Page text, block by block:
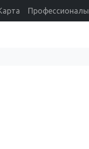
Профессионалы